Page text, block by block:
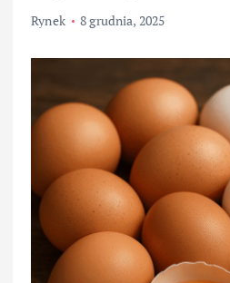
Rynek 8 grudnia, 2025